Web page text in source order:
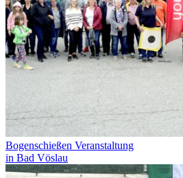
Bogenschießen Veranstaltung
in Bad Vöslau